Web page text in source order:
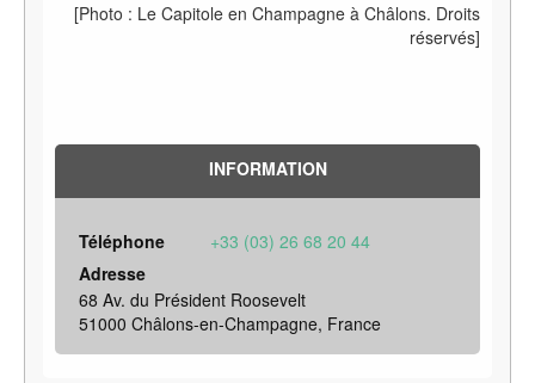
[Photo : Le Capitole en Champagne à Châlons. Droits
réservés]
INFORMATION
Téléphone
+33 (03) 26 68 20 44
Adresse
68 Av. du Président Roosevelt
51000 Châlons-en-Champagne, France